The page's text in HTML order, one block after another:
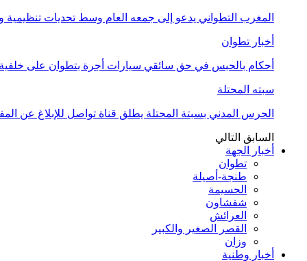
المغرب التطواني يدعو إلى جمعه العام وسط تحديات
أخبار تطوان
أحكام بالحبس في حق سائقي سيارات أجرة بتطوان على خلفية
سبته المحتلة
الحرس المدني بسبتة المحتلة يطلق قناة تواصل للإبلاغ عن
السابق التالي
أخبار الجهة
تطوان
طنجة-أصيلة
الحسيمة
شفشاون
العرائش
القصر الصغير والكبير
وزان
أخبار وطنية